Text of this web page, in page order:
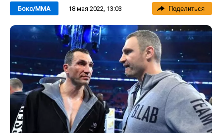
Бокс/ММА 18 мая 2022, 13:03 Поделиться